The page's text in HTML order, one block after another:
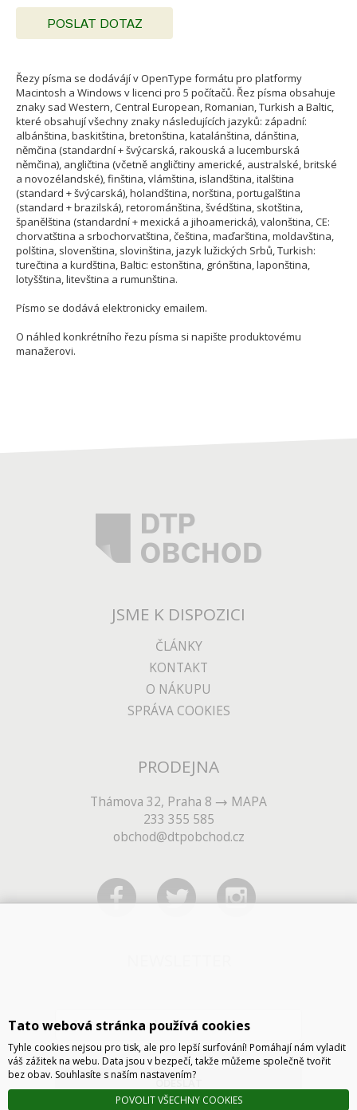
POSLAT DOTAZ
Řezy písma se dodávájí v OpenType formátu pro platformy
Macintosh a Windows v licenci pro 5 počítačů. Řez písma obsahuje
znaky sad Western, Central European, Romanian, Turkish a Baltic,
které obsahují všechny znaky následujících jazyků: západní:
albánština, baskitština, bretonština, katalánština, dánština,
němčina (standardní + švýcarská, rakouská a lucemburská
němčina), angličtina (včetně angličtiny americké, australské, britské
a novozélandské), finština, vlámština, islandština, italština
(standard + švýcarská), holandština, norština, portugalština
(standard + brazilská), retorománština, švédština, skotština,
španělština (standardní + mexická a jihoamerická), valonština, CE:
chorvatština a srbochorvatština, čeština, maďarština, moldavština,
polština, slovenština, slovinština, jazyk lužických Srbů, Turkish:
turečtina a kurdština, Baltic: estonština, grónština, laponština,
lotyšština, litevština a rumunština.
Písmo se dodává elektronicky emailem.
O náhled konkrétního řezu písma si napište produktovému
manažerovi.
JSME K DISPOZICI
ČLÁNKY
KONTAKT
O NÁKUPU
SPRÁVA COOKIES
PRODEJNA
Thámova 32, Praha 8
MAPA
233 355 585
obchod@dtpobchod.cz
ODESLAT
Tato webová stránka používá cookies
Tyhle cookies nejsou pro tisk, ale pro lepší surfování! Pomáhají nám vyladit
váš zážitek na webu. Data jsou v bezpečí, takže můžeme společně tvořit
bez obav. Souhlasíte s naším nastavením?
POVOLIT VŠECHNY COOKIES